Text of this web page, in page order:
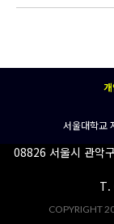
서울대학교
08826 서울시 관악
T.
COPYRIGHT